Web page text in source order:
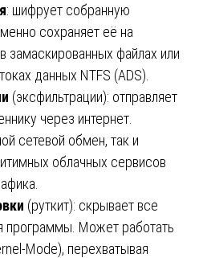
: шифрует собранную
сохраняет её на
замаскированных файлах или
данных NTFS (ADS).
(эксфильтрации): отправляет
через интернет.
сетевой обмен, так и
облачных сервисов
(руткит): скрывает все
программы. Может работать
Mode), перехватывая